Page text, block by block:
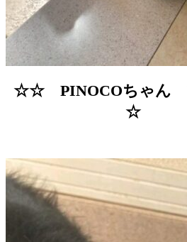
☆☆ PINOCOちゃん
☆